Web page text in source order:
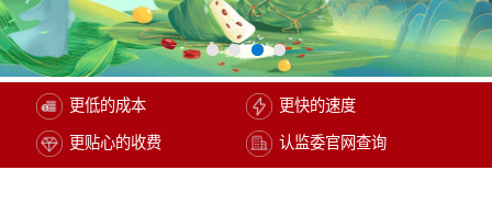
更低的成本 更快的速度
更贴心的收费 认监委官网查询